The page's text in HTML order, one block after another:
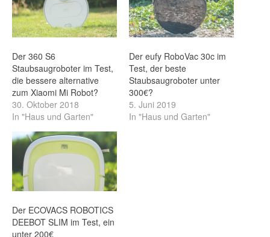
Der 360 S6
Staubsaugroboter im Test,
die bessere alternative
zum Xiaomi Mi Robot?
30. Oktober 2018
In "Haus und Garten"
Der eufy RoboVac 30c im
Test, der beste
Staubsaugroboter unter
300€?
5. Juni 2019
In "Haus und Garten"
Der ECOVACS ROBOTICS
DEEBOT SLIM im Test, ein
unter 200€